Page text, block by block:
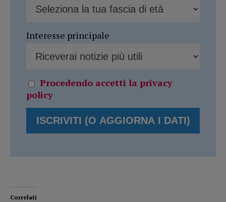
Interesse principale
Procedendo accetti la privacy
policy
Correlati